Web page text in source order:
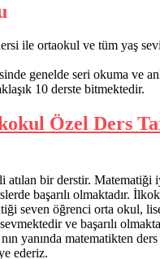
ile ortaokul ve tüm yaş
genelde seri okuma ve
10 derste bitmektedir.
Özel Ders
atılan bir derstir. Matematiği
başarılı olmaktadır.
seven öğrenci orta okul,
ve başarılı
yanında matematikten
ederiz.